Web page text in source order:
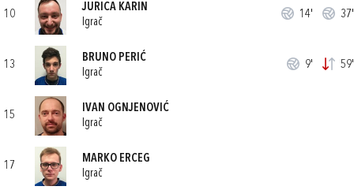
10
JURICA KARIN
Igrač
14' 37'
13
BRUNO PERIĆ
Igrač
9' 59'
15
IVAN OGNJENOVIĆ
Igrač
17
MARKO ERCEG
Igrač